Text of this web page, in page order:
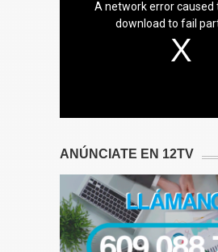
A network error caused
download to fail
ANÚNCIATE EN 12TV